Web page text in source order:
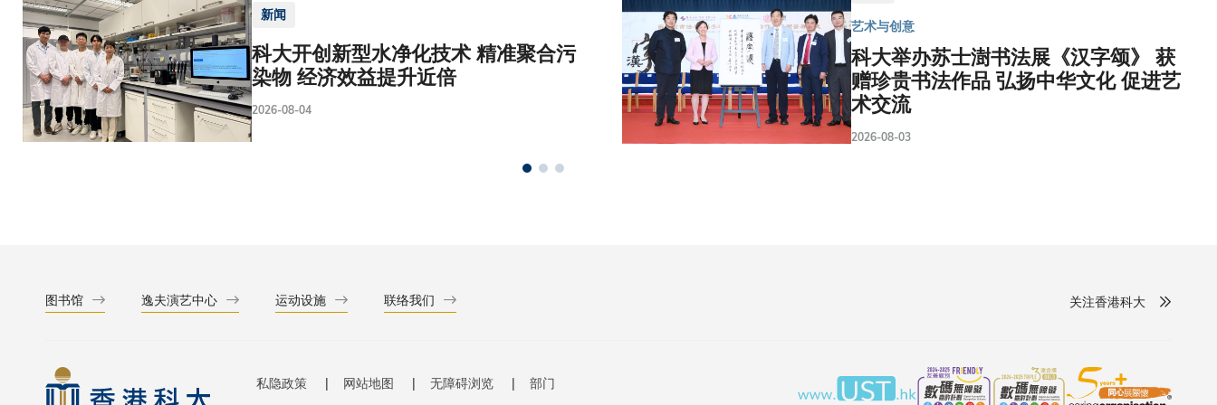
新闻
科大开创新型水净化技术 精准聚合污
染物 经济效益提升近倍
2026-08-04
艺术与创意
科大举办苏士澍书法展《汉字颂》 获
赠珍贵书法作品 弘扬中华文化 促进艺
术交流
2026-08-03
图书馆 逸夫演艺中心 运动设施 联络我们 关注香港科大
私隐政策 网站地图 无障碍浏览
部门